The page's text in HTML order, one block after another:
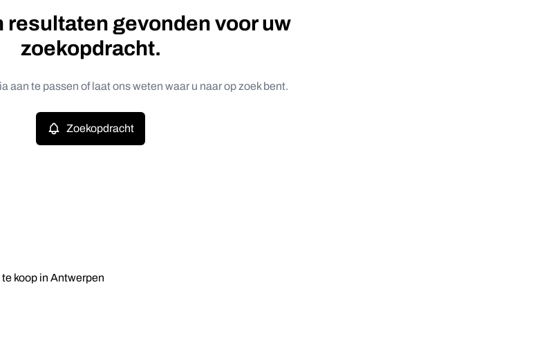
resultaten gevonden voor uw
zoekopdracht.
aan te passen of laat ons weten waar u naar op zoek bent.
Zoekopdracht
koop in Antwerpen